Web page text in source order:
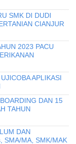
SMK DI DUDI
CIANJUR
2023 PACU
APLIKASI
DAN 15
TAHUN
DAN
SMA/MA, SMK/MAK